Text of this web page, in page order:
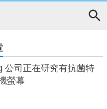
公司正在研究有抗菌特
螢幕